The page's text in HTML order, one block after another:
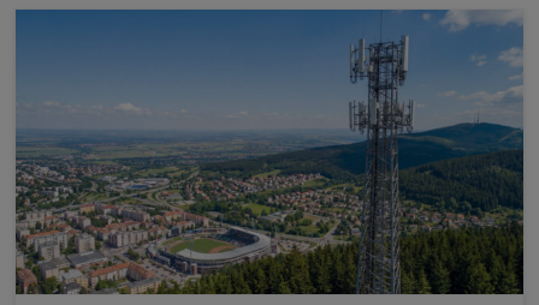
借助 AI 原生 RAN 和 NVIDIA AI Aerial 更大限度地提高频谱效率